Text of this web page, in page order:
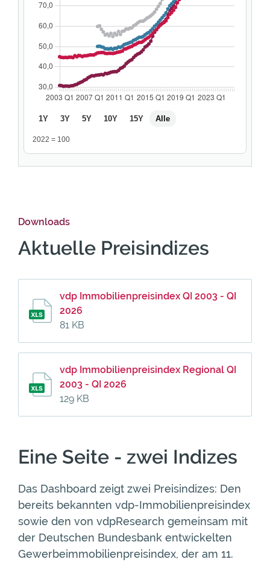
1Y 3Y 5Y 10Y 15Y Alle
2022 = 100
Downloads
Aktuelle Preisindizes
vdp Immobilienpreisindex QI 2003 - QI
2026
81 KB
vdp Immobilienpreisindex Regional QI
2003 - QI 2026
129 KB
Eine Seite - zwei Indizes
Das Dashboard zeigt zwei Preisindizes: Den
bereits bekannten vdp-Immobilienpreisindex
sowie den von vdpResearch gemeinsam mit
der Deutschen Bundesbank entwickelten
Gewerbeimmobilienpreisindex, der am 11.